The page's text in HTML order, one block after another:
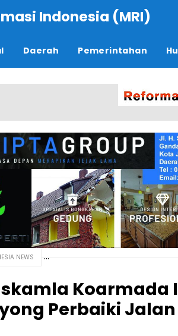
Indonesia (MRI)
Daerah Pemerintahan
NEWS
Koarmada
Perbaiki